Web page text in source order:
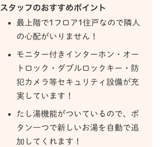
スタッフのおすすめポイント
最上階で1フロア1住戸なので隣人
の心配がいりません！
モニター付きインターホン・オー
トロック・ダブルロックキー・防
犯カメラ等セキュリティ設備が充
実しています！
たし湯機能がついているので、ボ
タン一つで新しいお湯を自動で追
加してくれます！